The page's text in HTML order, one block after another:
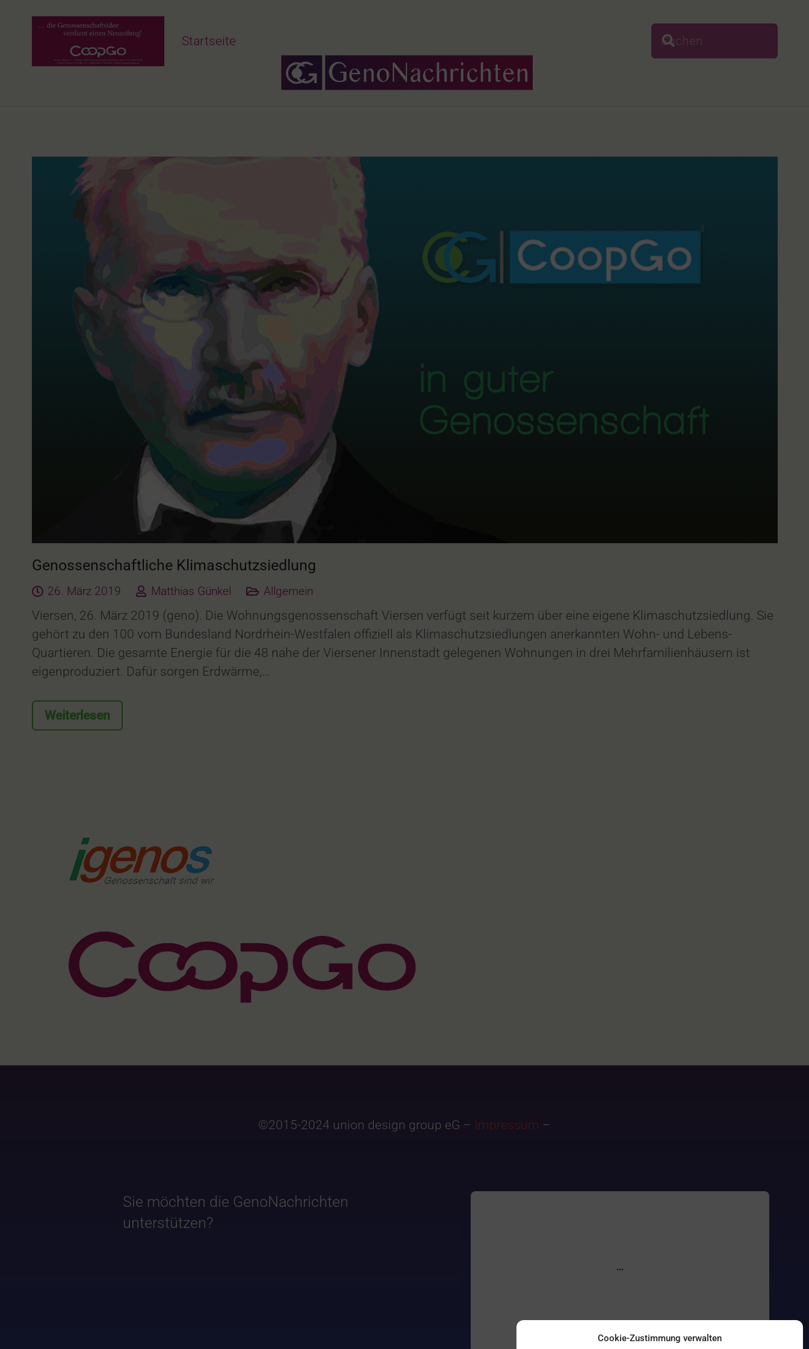
Cookie-Zustimmung verwalten
Startseite
Genossenschaftliche Klimaschutzsiedlung
26. März 2019 Matthias Günkel Allgemein
Viersen, 26. März 2019 (geno). Die Wohnungsgenossenschaft Viersen verfügt seit kurzem über eine eigene Klimaschutzsiedlung. Sie
gehört zu den 100 vom Bundesland Nordrhein-Westfalen offiziell als Klimaschutzsiedlungen anerkannten Wohn- und Lebens-
Quartieren. Die gesamte Energie für die 48 nahe der Viersener Innenstadt gelegenen Wohnungen in drei Mehrfamilienhäusern ist
eigenproduziert. Dafür sorgen Erdwärme,…
Weiterlesen
©2015-2024 union design group eG – Impressum –
Sie möchten die GenoNachrichten
unterstützen?